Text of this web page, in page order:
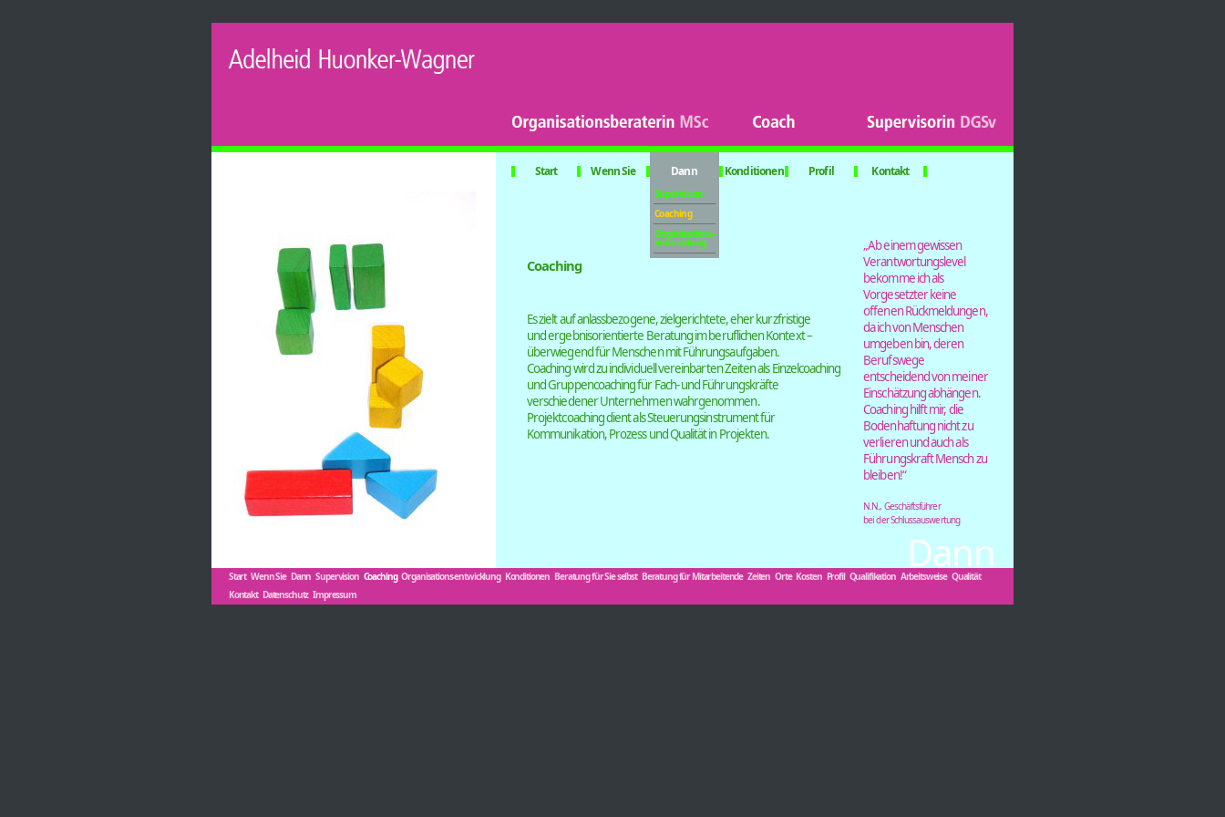
Start Wenn Sie Dann
Supervision
Coaching
Organisations-
entwicklung
Konditionen Profil Kontakt
­Coaching
Es zielt auf anlassbezogene, zielgerichtete, eher kurzfristige
und ergebnisorien­tierte Beratung im beruflichen Kontext –
überwiegend für Menschen mit Führungsaufgaben.
Coaching wird zu individuell vereinbarten Zeiten als Einzelcoaching ­
und Gruppencoaching für Fach- und Führungskräfte
verschiedener Unternehmen wahrgenommen. ­
Projektcoaching dient als Steuerungsinstrument ­für
Kommunikation, Prozess und Qualität in Projekten.
„Ab einem­ gewissen
Verantwortu­ngslevel
bekomme ich als
Vorgesetzter keine
offenen Rückmeldungen,
da ich von Menschen
umgeben bin, deren
Berufswege
entscheidend von meiner
Einschätzung abhängen.
Coaching hilft mir, die
Bodenhaftung nicht zu
verlieren und auch als
Führungskraft Mensch zu
bleiben!“
N.N., Geschäftsführer
bei der Schlussauswertung
Dann
Start Wenn Sie Dann Supervision Coaching Organisations-entwicklung Konditionen Beratung für Sie selbst Beratung für Mitarbeitende Zeiten Orte Kosten Profil Qualifikation Arbeitsweise Qualität
Kontakt Datenschutz Impressum